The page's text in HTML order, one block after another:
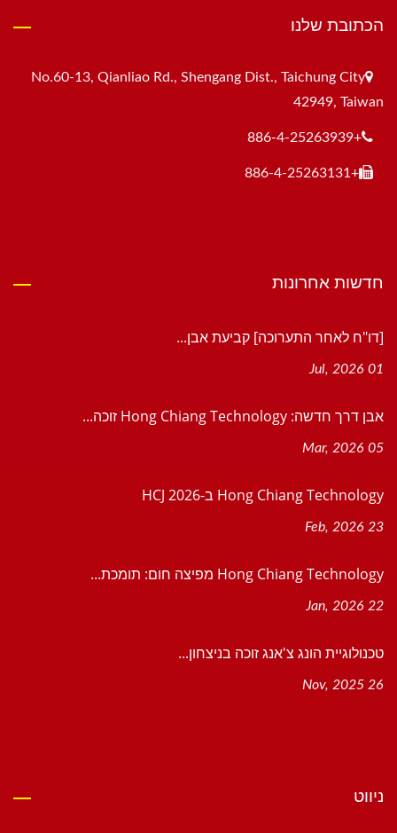
הכתובת שלנו
No.60-13, Qianliao Rd., Shengang Dist., Taichung City
42949, Taiwan
+886-4-25263939
+886-4-25263131
חדשות אחרונות
[דו"ח לאחר התערוכה] קביעת אבן...
01 Jul, 2026
אבן דרך חדשה: Hong Chiang Technology זוכה...
05 Mar, 2026
Hong Chiang Technology ב-HCJ 2026
23 Feb, 2026
Hong Chiang Technology מפיצה חום: תומכת...
22 Jan, 2026
טכנולוגיית הונג צ'אנג זוכה בניצחון...
26 Nov, 2025
ניווט